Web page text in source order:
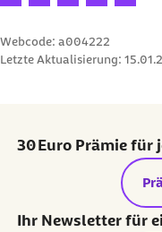
Webcode: a004222
Letzte Aktualisierung:
30 Euro Prämie für
Ihr Newsletter für